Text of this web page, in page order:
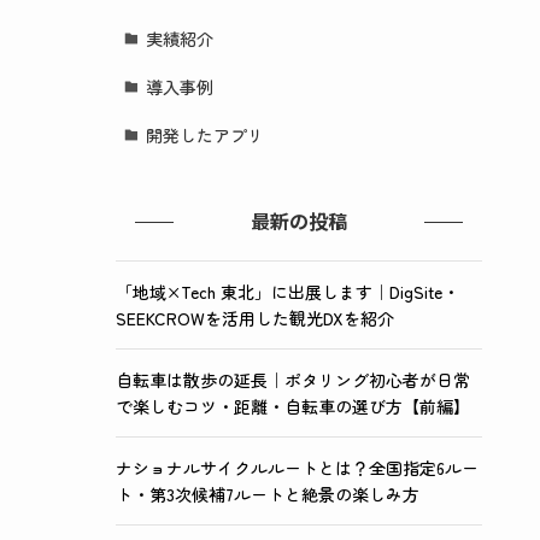
実績紹介
導入事例
開発したアプリ
最新の投稿
「地域×Tech 東北」に出展します｜DigSite・
SEEKCROWを活用した観光DXを紹介
自転車は散歩の延長｜ポタリング初心者が日常
で楽しむコツ・距離・自転車の選び方【前編】
ナショナルサイクルルートとは？全国指定6ルー
ト・第3次候補7ルートと絶景の楽しみ方